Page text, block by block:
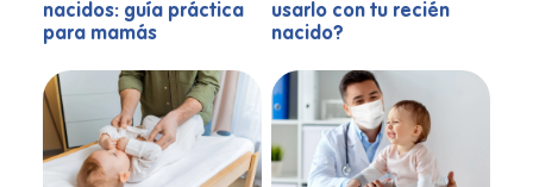
nacidos: guía práctica
para mamás
usarlo con tu recién
nacido?